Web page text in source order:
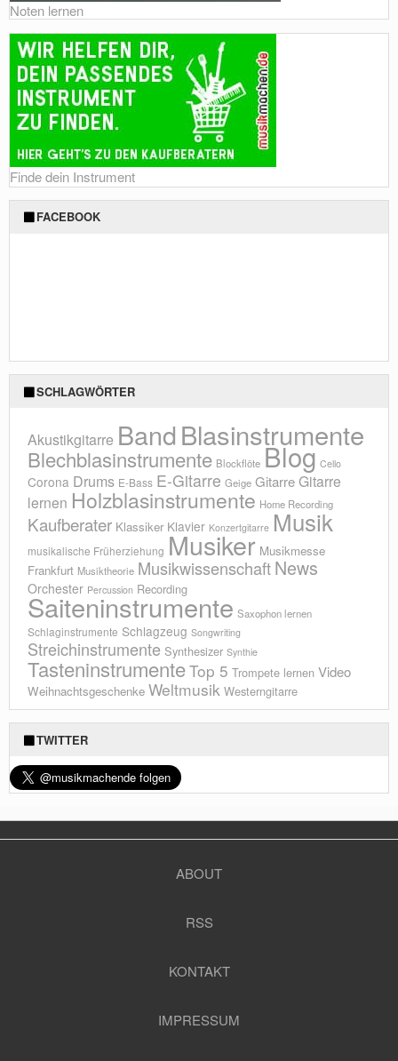
Noten lernen
Finde dein Instrument
FACEBOOK
SCHLAGWÖRTER
Akustikgitarre BandBlasinstrumente
Blechblasinstrumente Blockflöte Blog Cello
Corona Drums E-Bass E-Gitarre Geige GitarreGitarre
lernen Holzblasinstrumente Home Recording
Kaufberater Klassiker Klavier Konzertgitarre Musik
musikalische Früherziehung Musiker Musikmesse
Frankfurt Musiktheorie MusikwissenschaftNews
Orchester Percussion Recording
Saiteninstrumente Saxophon lernen
Schlaginstrumente Schlagzeug Songwriting
Streichinstrumente Synthesizer Synthie
TasteninstrumenteTop 5 Trompete lernen Video
Weihnachtsgeschenke Weltmusik Westerngitarre
TWITTER
ABOUT
RSS
KONTAKT
IMPRESSUM